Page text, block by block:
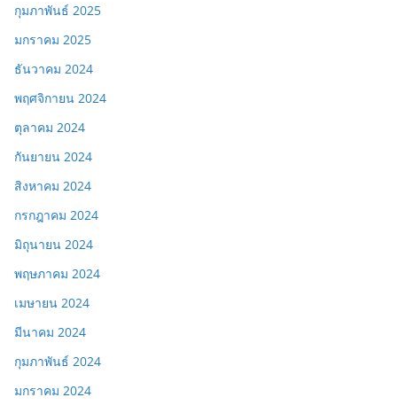
กุมภาพันธ์ 2025
มกราคม 2025
ธันวาคม 2024
พฤศจิกายน 2024
ตุลาคม 2024
กันยายน 2024
สิงหาคม 2024
กรกฎาคม 2024
มิถุนายน 2024
พฤษภาคม 2024
เมษายน 2024
มีนาคม 2024
กุมภาพันธ์ 2024
มกราคม 2024